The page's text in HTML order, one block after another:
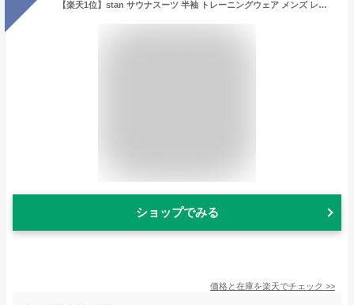
【楽天1位】stan サウナスーツ 半袖 トレーニングウェア メンズ レディース 上下セット ダイエット ハーフ 大きいサイズ 男女兼用 洗える おしゃれ ウェア ストレッチ 洗濯 2XL 3XL ランニング ウォーキング 筋トレ 汗 ジョギング ボクシング ユニセックス ランニングウェア
ショップでみる
価格と在庫を楽天でチェック >>